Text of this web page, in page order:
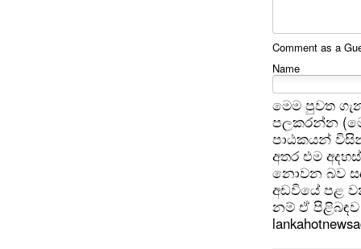
Comment as a
Name
මෙම පුවත
පලකරන්න
පාඨකයන්
අතර එම
නොවන බව
අඩවියේ පළ
නම් ඒ පිළිබඳව